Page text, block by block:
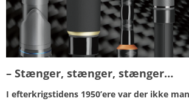
– Stænger, stænger, stænger…
I efterkrigstidens 1950’ere var der ikke